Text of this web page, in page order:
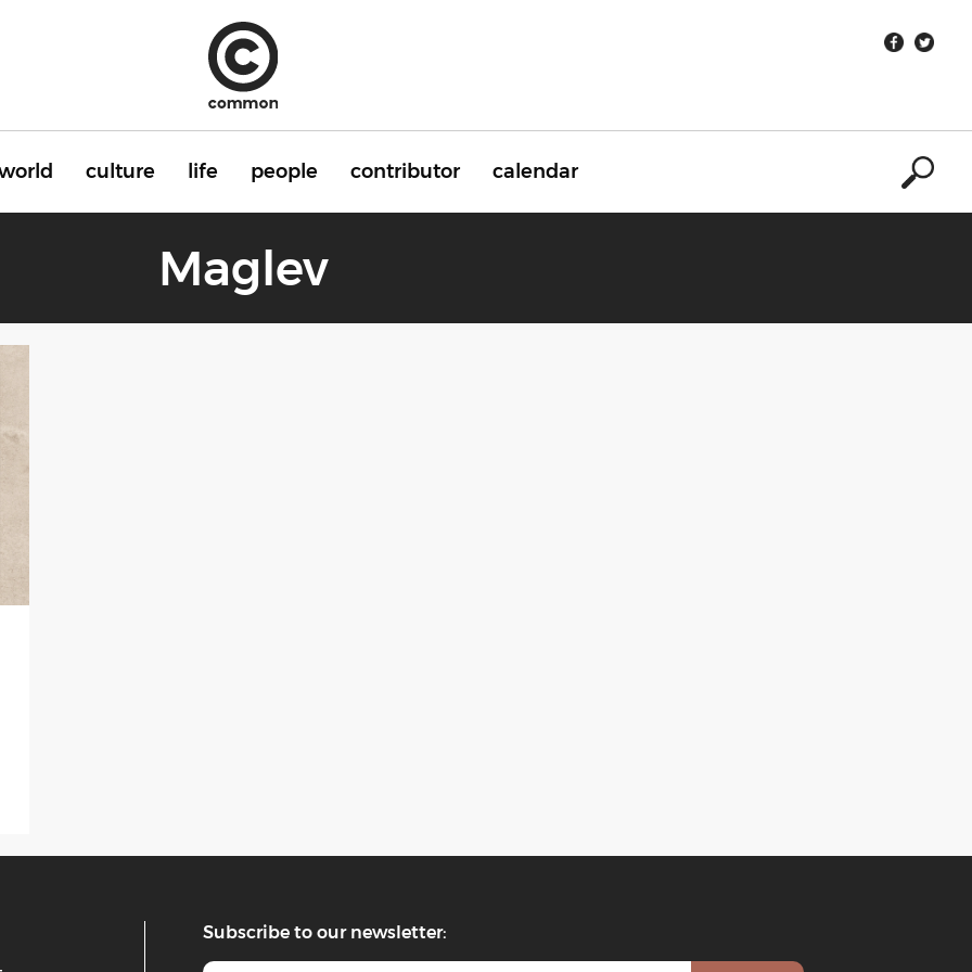
culture life people contributor calendar
Maglev
Subscribe to our newsletter: